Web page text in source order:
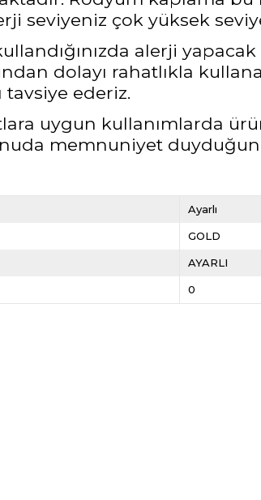
seviyeniz çok yüksek
alerji
dolayı rahatlıkla
tavsiye ederiz.
uygun kullanımlarda
memnuniyet
Ayarlı
GOLD
AYARLI
0